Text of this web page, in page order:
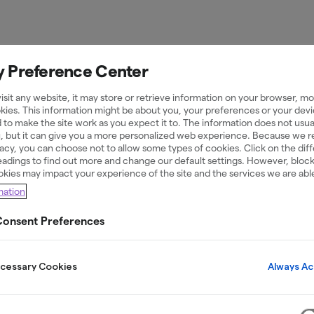
på kontot direkt. Det kan passa
och där kan en kontokredit passa bättre.
Preference Center
any website, it may store or retrieve information on your browser,
This information might be about you, your preferences or your
to make the site work as you expect it to. The information does not
but it can give you a more personalized web experience. Because we
you can choose not to allow some types of cookies. Click on the
to find out more and change our default settings. However,
may impact your experience of the site and the services we are
Preferences
Cookies Always